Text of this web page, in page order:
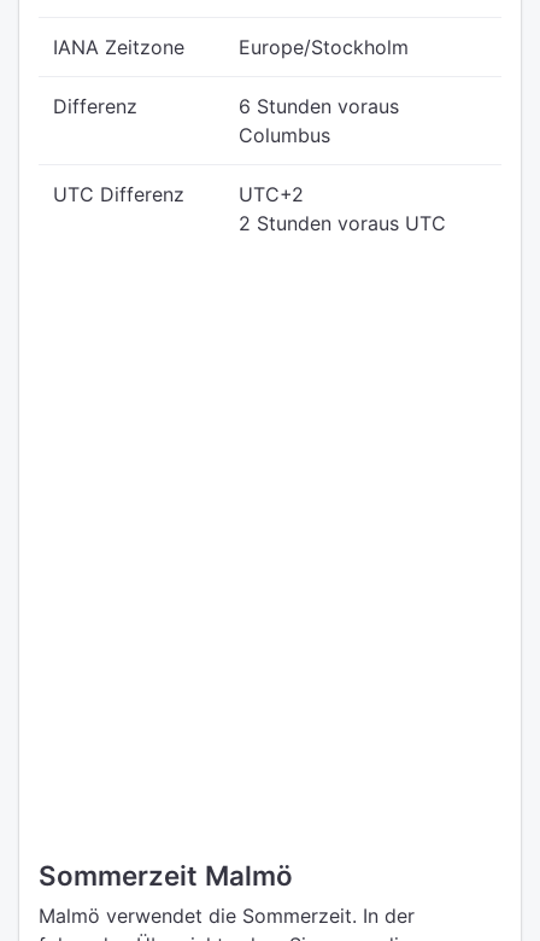
IANA Zeitzone Europe/Stockholm
Differenz
6 Stunden voraus
Columbus
UTC Differenz
UTC+2
2 Stunden voraus UTC
Sommerzeit Malmö
Malmö verwendet die Sommerzeit. In der